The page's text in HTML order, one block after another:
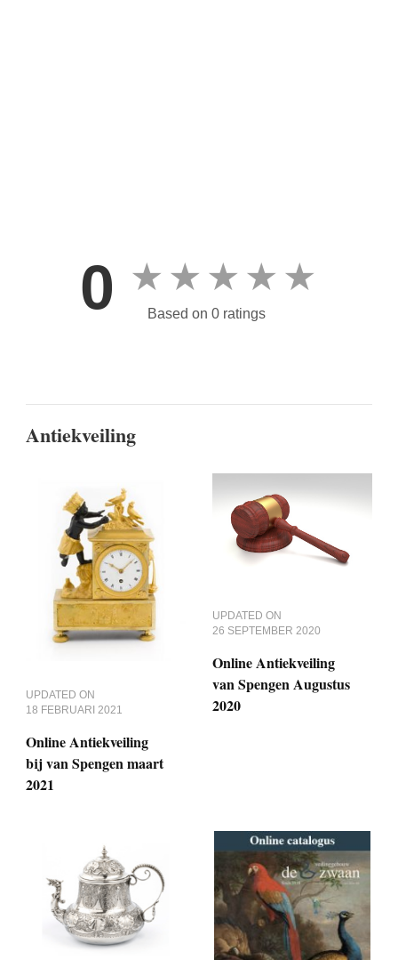
0 ★ ★ ★ ★ ★
Based on 0 ratings
Antiekveiling
UPDATED ON
18 FEBRUARI 2021
Online Antiekveiling
bij van Spengen maart
2021
UPDATED ON
26 SEPTEMBER 2020
Online Antiekveiling
van Spengen Augustus
2020